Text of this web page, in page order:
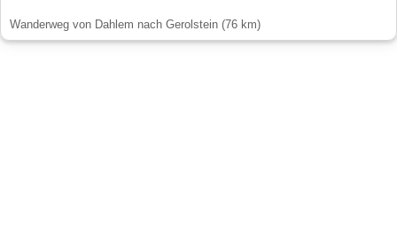
Wanderweg von Dahlem nach Gerolstein (76 km)